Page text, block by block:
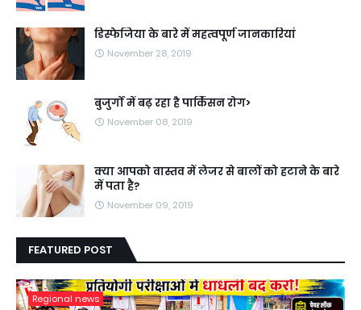
डिस्फेजिया के बारे में महत्वपूर्ण जानकारियां
November 28, 2019
बुजुर्गों में बढ़ रहा है पार्किंसन रोग>
November 08, 2019
क्या आपको वास्तव में लेजर से बालों को हटाने के बारे
में पता है?
November 09, 2019
FEATURED POST
Regional news